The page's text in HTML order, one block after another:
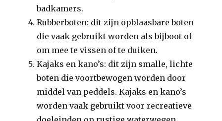
badkamers.
Rubberboten: dit zijn opblaasbare boten
die vaak gebruikt worden als bijboot of
om mee te vissen of te duiken.
Kajaks en kano’s: dit zijn smalle, lichte
boten die voortbewogen worden door
middel van peddels. Kajaks en kano’s
worden vaak gebruikt voor recreatieve